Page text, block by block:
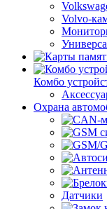
Volvo-
Комбо
Охрана
Датчики